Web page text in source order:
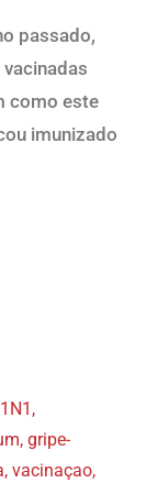
passado,
como este
imunizado
,
, gripe-
, vacinaçao,